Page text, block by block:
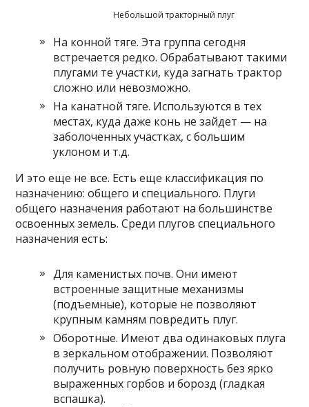
Небольшой тракторный плуг
На конной тяге. Эта группа сегодня
встречается редко. Обрабатывают такими
плугами те участки, куда загнать трактор
сложно или невозможно.
На канатной тяге. Используются в тех
местах, куда даже конь не зайдет — на
заболоченных участках, с большим
уклоном и т.д.
И это еще не все. Есть еще классификация по
назначению: общего и специального. Плуги
общего назначения работают на большинстве
освоенных земель. Среди плугов специального
назначения есть:
Для каменистых почв. Они имеют
встроенные защитные механизмы
(подъемные), которые не позволяют
крупным камням повредить плуг.
Оборотные. Имеют два одинаковых плуга
в зеркальном отображении. Позволяют
получить ровную поверхность без ярко
выраженных горбов и борозд (гладкая
вспашка).